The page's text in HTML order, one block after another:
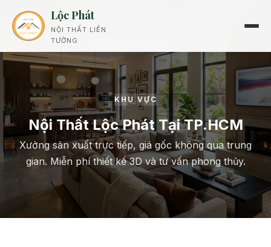
Lộc Phát
NỘI THẤT LIỀN
TƯỜNG
KHU VỰC
Nội Thất Lộc Phát Tại TP.HCM
Xưởng sản xuất trực tiếp, giá gốc không qua trung
gian. Miễn phí thiết kế 3D và tư vấn phong thủy.